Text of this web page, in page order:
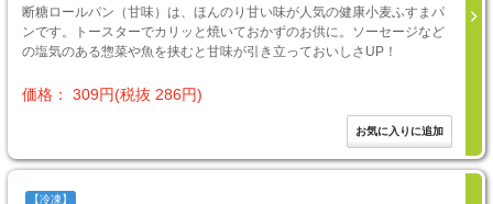
断糖ロールパン（甘味）は、ほんのり甘い味が人気の健康小麦ふすまパ
ンです。トースターでカリッと焼いておかずのお供に。ソーセージなど
の塩気のある惣菜や魚を挟むと甘味が引き立っておいしさUP！
価格： 309円(税抜 286円)
【冷凍】